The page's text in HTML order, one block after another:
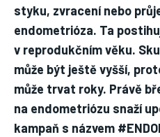
DĚTI
ONEMOCNĚNÍ
STRAVA
FITNESS
HUBNUTÍ
styku, zvracení nebo
endometrióza. Ta
v reprodukčním věku.
může být ještě vyšší,
může trvat roky. Právě
na endometriózu snaží
kampaň s názvem